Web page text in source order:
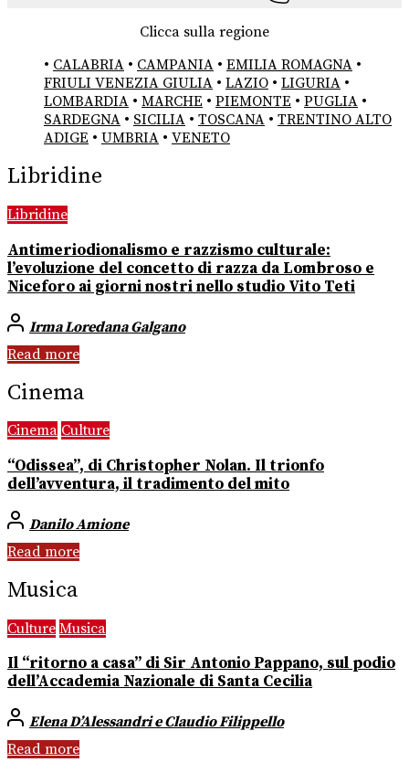
Clicca sulla regione
• CALABRIA • CAMPANIA • EMILIA ROMAGNA •
FRIULI VENEZIA GIULIA • LAZIO • LIGURIA •
LOMBARDIA • MARCHE • PIEMONTE • PUGLIA •
SARDEGNA • SICILIA • TOSCANA • TRENTINO ALTO
ADIGE • UMBRIA • VENETO
Libridine
Libridine
Antimeriodionalismo e razzismo culturale:
l’evoluzione del concetto di razza da Lombroso e
Niceforo ai giorni nostri nello studio Vito Teti
Irma Loredana Galgano
Read more
Cinema
Cinema Culture
“Odissea”, di Christopher Nolan. Il trionfo
dell’avventura, il tradimento del mito
Danilo Amione
Read more
Musica
Culture Musica
Il “ritorno a casa” di Sir Antonio Pappano, sul podio
dell’Accademia Nazionale di Santa Cecilia
Elena D’Alessandri e Claudio Filippello
Read more